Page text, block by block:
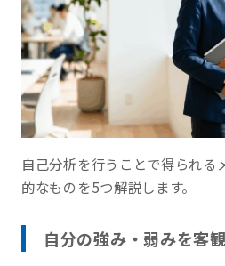
自己分析を行うことで得られる
的なものを5つ解説します。
自分の強み・弱みを客